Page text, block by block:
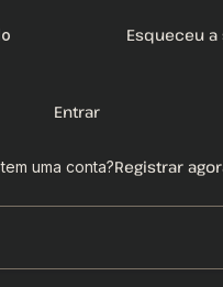
Esqueceu a
Entrar
uma conta?Registrar